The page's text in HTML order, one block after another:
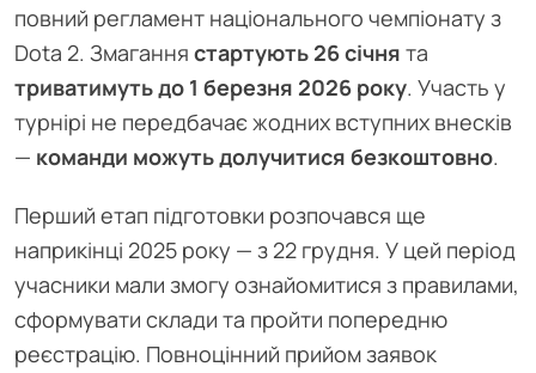
повний регламент національного чемпіонату з
Dota 2. Змагання стартують 26 січня та
триватимуть до 1 березня 2026 року. Участь у
турнірі не передбачає жодних вступних внесків
— команди можуть долучитися безкоштовно.
Перший етап підготовки розпочався ще
наприкінці 2025 року — з 22 грудня. У цей період
учасники мали змогу ознайомитися з правилами,
сформувати склади та пройти попередню
реєстрацію. Повноцінний прийом заявок